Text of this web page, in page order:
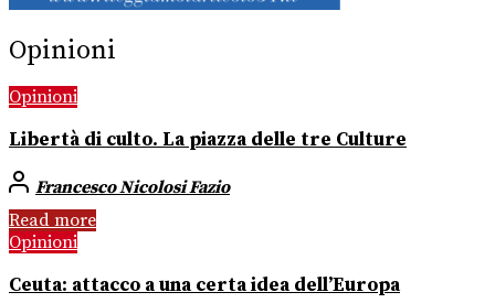
Opinioni
Opinioni
Libertà di culto. La piazza delle tre Culture
Francesco Nicolosi Fazio
Read more
Opinioni
Ceuta: attacco a una certa idea dell’Europa